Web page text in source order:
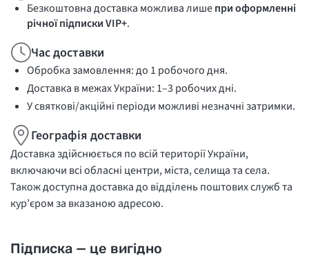
Безкоштовна доставка можлива лишепри оформленні
річної підписки VIP+.
Час доставки
Обробка замовлення: до 1 робочого дня.
Доставка в межах України: 1–3 робочих дні.
У святкові/акційні періоди можливі незначні затримки.
Географія доставки
Доставка здійснюється по всій території України,
включаючи всі обласні центри, міста, селища та села.
Також доступна доставка до відділень поштових служб та
кур’єром за вказаною адресою.
Підписка — це вигідно